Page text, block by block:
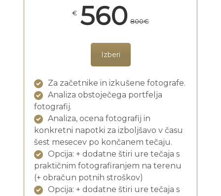
€ 560 800€
Izberi
Za začetnike in izkušene fotografe.
Analiza obstoječega portfelja
fotografij.
Analiza, ocena fotografij in
konkretni napotki za izboljšavo v času
šest mesecev po končanem tečaju.
Opcija: + dodatne štiri ure tečaja s
praktičnim fotografiranjem na terenu
(+ obračun potnih stroškov)
Opcija: + dodatne štiri ure tečaja s